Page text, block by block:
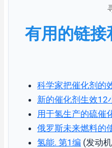
有用的链接
科学家把催化剂的
新的催化剂生效12
用于氢生产的硫催
俄罗斯未来燃料的
氢能. 第1编 (发动